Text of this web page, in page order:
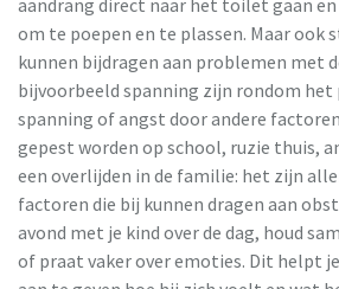
om te poepen en te plassen. Maar ook
kunnen bijdragen aan problemen met
bijvoorbeeld spanning zijn rondom het
spanning of angst door andere
gepest worden op school, ruzie thuis,
een overlijden in de familie: het zijn
factoren die bij kunnen dragen aan
avond met je kind over de dag, houd
of praat vaker over emoties. Dit helpt